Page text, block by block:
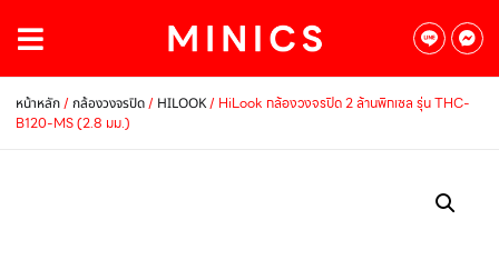
หน้าหลัก/กล้องวงจรปิด/ HILOOK/ HiLook กล้องวงจรปิด 2 ล้านพิกเซล รุ่น THC-
B120-MS (2.8 มม.)